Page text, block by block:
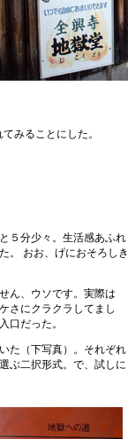
みることにした。
５分少々。生活感あふれ
。 おお、げにおそろしき
ん、ウソです。実際は
さにクラクラしてまし
口だった。
た（下写真）。それぞれ
ぶ二択形式。で、試しに